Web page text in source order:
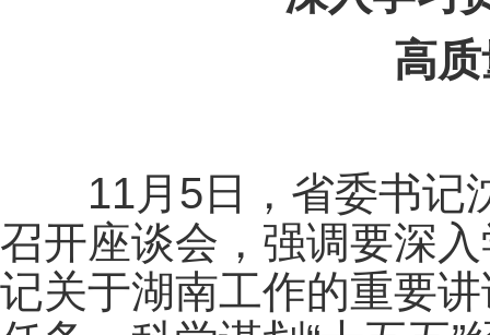
高
11月5日，省委书记沈
召开座谈会，强调要深
记关于湖南工作的重要